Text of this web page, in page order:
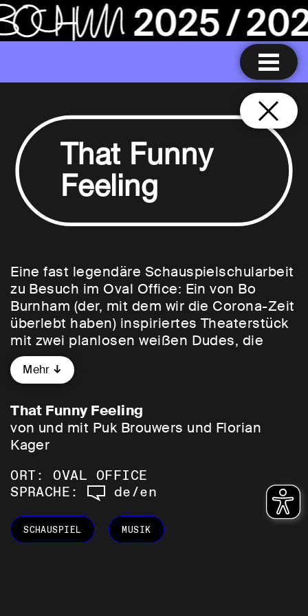
That Funny
Feeling
Eine fast legendäre Schauspielschularbeit
zu Besuch im Oval Office: Ein von Bo
Burnham (der, mit dem wir die Corona-Zeit
überlebt haben) inspiriertes Theaterstück
mit zwei planlosen weißen Dudes, die
einfach versuchen, das alles hier
irgendwie zu verstehen. Sie spielen
ziemlich unterhaltsam – genau wie Bo. Es
gibt Musik und besondere Lichteffekte
und so – aber seht einfach selbst!
Ein somehow selbstreflexiver, probably
unterhaltsamer, for sure musikalischer
Abend von und mit Ensemblemitglied Puk
Brouwersund Florian Kager in mindestens
zwei Sprachen.
Mehr
That Funny Feeling
von und mit Puk Brouwers und Florian
Kager
ORT: OVAL OFFICE
SPRACHE:
de/en
SCHAUSPIEL MUSIK